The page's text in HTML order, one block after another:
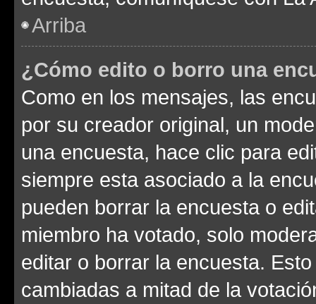
Arriba
¿Cómo edito o borro una
Como en los mensajes, las
por su creador original, un
una encuesta, hace clic para
siempre esta asociado a la
pueden borrar la encuesta o
miembro ha votado, solo
editar o borrar la encuesta.
cambiadas a mitad de la